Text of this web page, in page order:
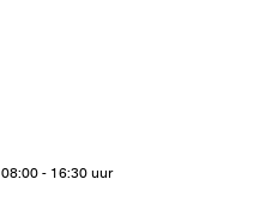
08:00 - 16:30 uur